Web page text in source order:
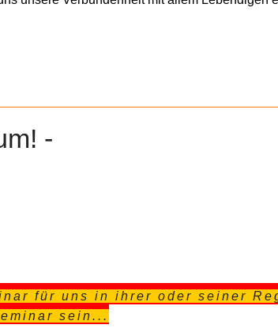
-
für uns in ihrer oder seiner
sein...